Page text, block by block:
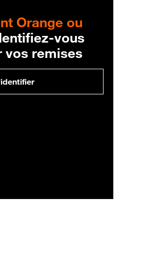
Orange ou
vous
vos remises